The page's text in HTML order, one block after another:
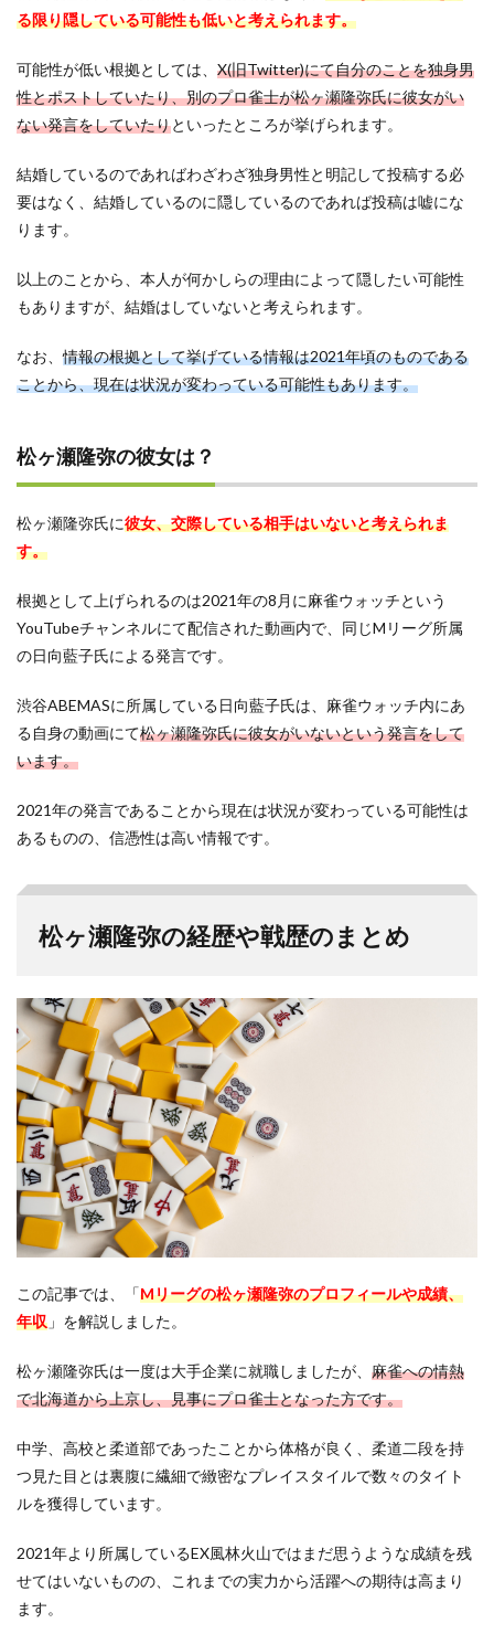
る限り隠している可能性も低いと考えられます。
可能性が低い根拠としては、 X(旧Twitter)にて自分のことを独身男
性とポストしていたり、別のプロ雀士が松ヶ瀬隆弥氏に彼女がい
ない発言をしていたりといったところが挙げられます。
結婚しているのであればわざわざ独身男性と明記して投稿する必
要はなく、結婚しているのに隠しているのであれば投稿は嘘にな
ります。
以上のことから、本人が何かしらの理由によって隠したい可能性
もありますが、結婚はしていないと考えられます。
なお、情報の根拠として挙げている情報は2021年頃のものである
ことから、現在は状況が変わっている可能性もあります。
松ヶ瀬隆弥の彼女は？
松ヶ瀬隆弥氏に彼女、交際している相手はいないと考えられま
す。
根拠として上げられるのは2021年の8月に麻雀ウォッチという
YouTubeチャンネルにて配信された動画内で、同じMリーグ所属
の日向藍子氏による発言です。
渋谷ABEMASに所属している日向藍子氏は、麻雀ウォッチ内にあ
る自身の動画にて松ヶ瀬隆弥氏に彼女がいないという発言をして
います。
2021年の発言であることから現在は状況が変わっている可能性は
あるものの、信憑性は高い情報です。
松ヶ瀬隆弥の経歴や戦歴のまとめ
この記事では、「Mリーグの松ヶ瀬隆弥のプロフィールや成績、
年収 」を解説しました。
松ヶ瀬隆弥氏は一度は大手企業に就職しましたが、 麻雀への情熱
で北海道から上京し、見事にプロ雀士となった方です。
中学、高校と柔道部であったことから体格が良く、柔道二段を持
つ見た目とは裏腹に繊細で緻密なプレイスタイルで数々のタイト
ルを獲得しています。
2021年より所属しているEX風林火山ではまだ思うような成績を残
せてはいないものの、これまでの実力から活躍への期待は高まり
ます。